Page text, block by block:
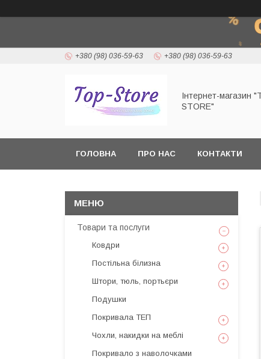
+380 (98) 036-59-63 +380 (98) 036-59-63
Інтернет-магазин
STORE"
ГОЛОВНА ПРО НАС КОНТАКТИ
Товари та послуги
Ковдри
Постільна білизна
Штори, тюль, портьєри
Подушки
Покривала ТЕП
Чохли, накидки на меблі
Покривало з наволочками